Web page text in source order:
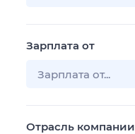
Зарплата от
Отрасль компании